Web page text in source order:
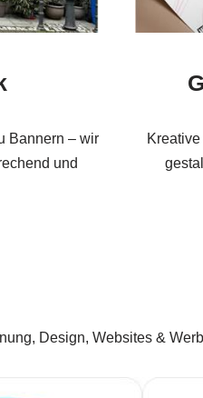
Bannern – wir
und
Design, Websites &